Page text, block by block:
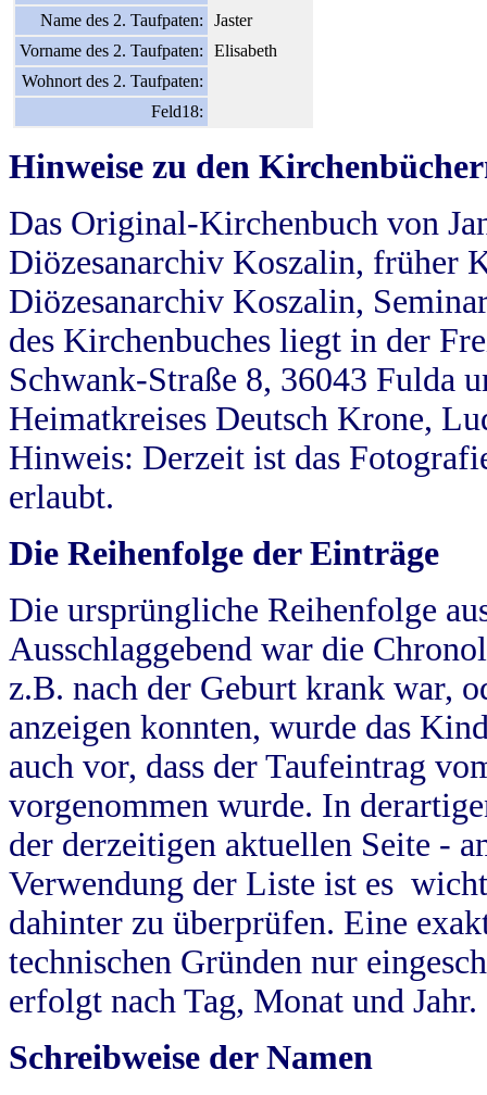
Name des 2. Taufpaten:
Jaster
Vorname des 2. Taufpaten:
Elisabeth
Wohnort des 2. Taufpaten:
Feld18:
Hinweise zu den
Das Original-Kirchenbuch von
Diözesanarchiv Koszalin, früher
Diözesanarchiv Koszalin,
des Kirchenbuches liegt in der
Schwank-Straße 8, 36043 Fulda
Heimatkreises Deutsch Krone,
Hinweis: Derzeit ist das
erlaubt.
Die Reihenfolge der Einträge
Die ursprüngliche Reihenfolge
Ausschlaggebend war die
z.B. nach der Geburt krank war,
anzeigen konnten, wurde das
auch vor, dass der Taufeintrag
vorgenommen wurde. In
der derzeitigen aktuellen Seite -
Verwendung der Liste ist es
dahinter zu überprüfen. Eine
technischen Gründen nur
erfolgt nach Tag, Monat und Jahr.
Schreibweise der Namen